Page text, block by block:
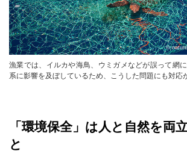
©
漁業では、イルカや海鳥、ウミガメなどが誤って網
系に影響を及ぼしているため、こうした問題にも対応
「環境保全」は人と自然を両
と